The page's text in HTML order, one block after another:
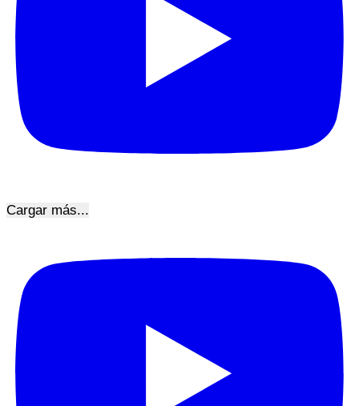
Cargar más...